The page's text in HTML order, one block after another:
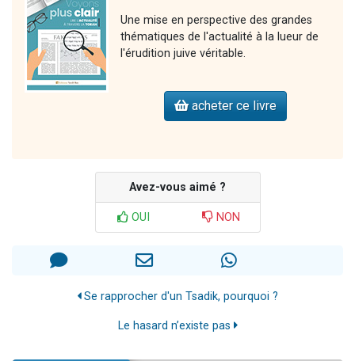
Une mise en perspective des grandes
thématiques de l'actualité à la lueur de
l'érudition juive véritable.
acheter ce livre
Avez-vous aimé ?
OUI NON
Se rapprocher d'un Tsadik, pourquoi ?
Le hasard n’existe pas